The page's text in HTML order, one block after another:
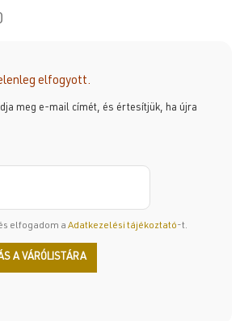
elfogyott.
meg e-mail címét, és értesítjük, ha újra
elfogadom a Adatkezelési tájékoztató-t.